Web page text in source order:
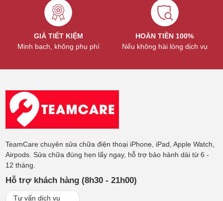
Giá thay màn hình MacBook Pro mới
nhất
như 2015, 2017, 2019, M1, M2, M3. Các đời máy mới hơn
như M1, M2, M3 có màn hình Retina hoặc Mini-LED cao cấp
nên chi phí thay màn hình cao hơn nhiều so với các đời cũ.
Tham khảo ngay bảng giá sửa chữa cho một số đời Macbook
Pro dưới đây:
GIÁ TIẾT KIỆM
Minh bạch, không phụ phí
HOÀN TIỀN 100%
Nếu không hài lòng dịch vụ
TeamCare chuyên sửa chữa điện thoại iPhone, iPad, Apple Watch,
Airpods. Sửa chữa đúng hẹn lấy ngay, hỗ trợ bảo hành dài từ 6 -
12 tháng.
Hỗ trợ khách hàng (8h30 - 21h00)
Tư vấn dịch vụ